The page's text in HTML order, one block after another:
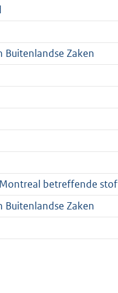
Buitenlandse Zaken
betreffende
Buitenlandse Zaken